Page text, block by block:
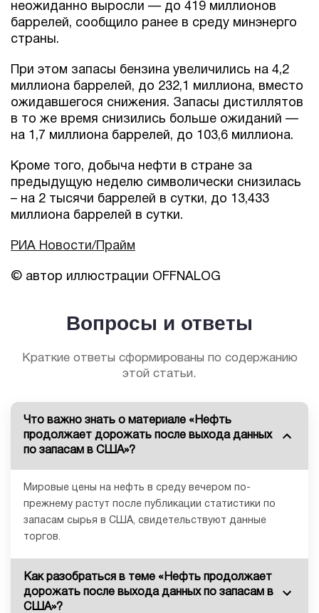
неожиданно выросли — до 419 миллионов
баррелей, сообщило ранее в среду минэнерго
страны.
При этом запасы бензина увеличились на 4,2
миллиона баррелей, до 232,1 миллиона, вместо
ожидавшегося снижения. Запасы дистиллятов
в то же время снизились больше ожиданий —
на 1,7 миллиона баррелей, до 103,6 миллиона.
Кроме того, добыча нефти в стране за
предыдущую неделю символически снизилась
– на 2 тысячи баррелей в сутки, до 13,433
миллиона баррелей в сутки.
РИА Новости/Прайм
© автор иллюстрации OFFNALOG
Вопросы и ответы
Краткие ответы сформированы по содержанию
этой статьи.
Что важно знать о материале «Нефть
продолжает дорожать после выхода данных
по запасам в США»?
Мировые цены на нефть в среду вечером по-
прежнему растут после публикации статистики по
запасам сырья в США, свидетельствуют данные
торгов.
Как разобраться в теме «Нефть продолжает
дорожать после выхода данных по запасам в
США»?